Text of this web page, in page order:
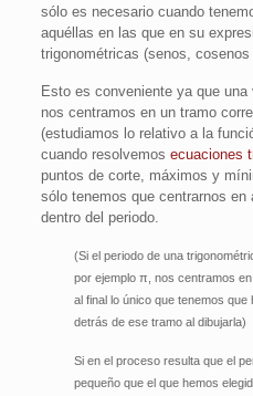
sólo es necesario cuando
aquéllas en las que en su
trigonométricas (senos,
Esto es conveniente ya que
nos centramos en un tramo
(estudiamos lo relativo a la
cuando resolvemos ecuaciones
puntos de corte, máximos y
sólo tenemos que centrarnos en
dentro del periodo.
(Si el periodo de una
por ejemplo π , nos centramos
al final lo único que tenemos
detrás de ese tramo al dibujarla)
Si en el proceso resulta que el
pequeño que el que hemos